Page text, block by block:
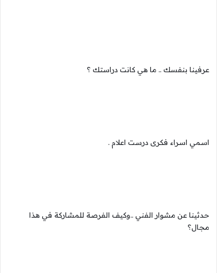
عرفينا بنفسك .. ما هي كانت دراستك ؟
اسمي اسراء فكرى درست اعلام .
حدثينا عن مشوار الفني ..وكيف الفرصة للمشاركة في هذا
مجال؟